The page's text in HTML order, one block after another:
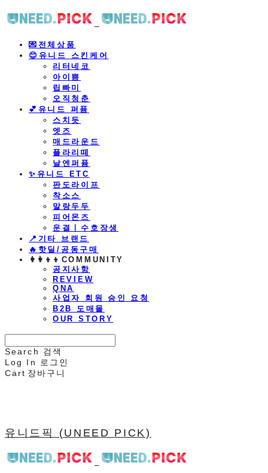
💌전체상품
😊유니드 스킨케어
리터네코
아이쁨
립빠미
오직청춘
💕유니드 퍼퓸
스치듯
엣즈
매드라운드
플라리떼
날엔퍼퓸
​✨유니드 ETC
판도라이프
착소스
말랑두두
피어몬즈
운결ㅣ수호장생
📍기타 브랜드
🔥핫딜/공동구매
👩‍👩‍👦‍👦COMMUNITY
공지사항
REVIEW
QNA
사업자 회원 승인 요청
B2B 도매몰
OUR STORY
Search
검색
Log In
로그인
Cart 장바구니
유니드픽 (UNEED PICK)